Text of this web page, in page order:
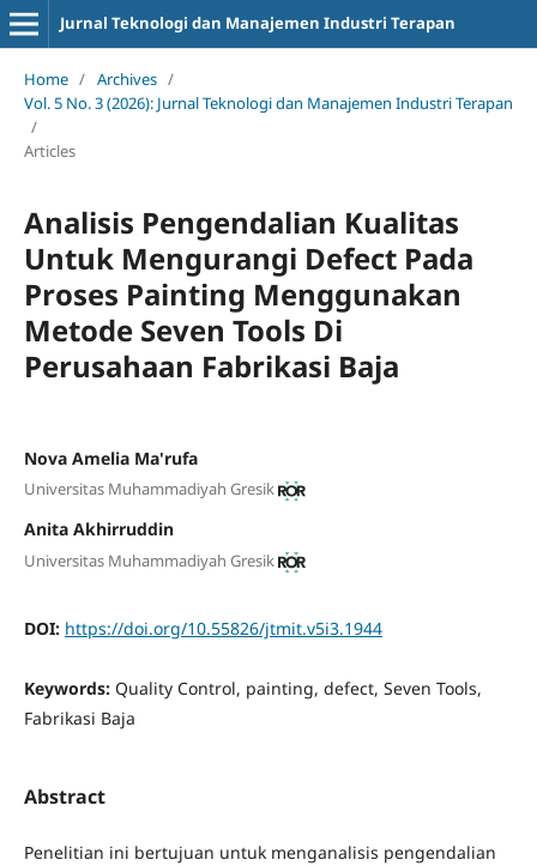
Jurnal Teknologi dan Manajemen Industri Terapan
Home / Archives /
Vol. 5 No. 3 (2026): Jurnal Teknologi dan Manajemen Industri Terapan
/
Articles
Analisis Pengendalian Kualitas
Untuk Mengurangi Defect Pada
Proses Painting Menggunakan
Metode Seven Tools Di
Perusahaan Fabrikasi Baja
Nova Amelia Ma'rufa
Universitas Muhammadiyah Gresik
Anita Akhirruddin
Universitas Muhammadiyah Gresik
DOI: https://doi.org/10.55826/jtmit.v5i3.1944
Keywords: Quality Control, painting, defect, Seven Tools,
Fabrikasi Baja
Abstract
Penelitian ini bertujuan untuk menganalisis pengendalian